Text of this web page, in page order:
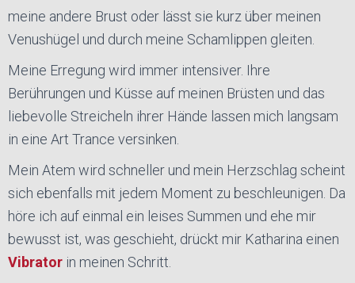
meine andere Brust oder lässt sie kurz über meinen
Venushügel und durch meine Schamlippen gleiten.
Meine Erregung wird immer intensiver. Ihre
Berührungen und Küsse auf meinen Brüsten und das
liebevolle Streicheln ihrer Hände lassen mich langsam
in eine Art Trance versinken.
Mein Atem wird schneller und mein Herzschlag scheint
sich ebenfalls mit jedem Moment zu beschleunigen. Da
höre ich auf einmal ein leises Summen und ehe mir
bewusst ist, was geschieht, drückt mir Katharina einen
Vibrator in meinen Schritt.